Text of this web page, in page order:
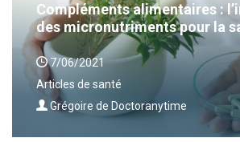
Compléments alimentaires :
des micronutriments pour la
7/06/2021
Articles de santé
Grégoire de Doctoranytime